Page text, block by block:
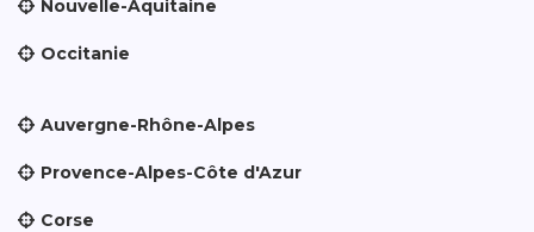
Nouvelle-Aquitaine
Occitanie
Auvergne-Rhône-Alpes
Provence-Alpes-Côte d'Azur
Corse